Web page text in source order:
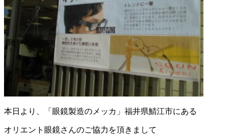
本日より、「眼鏡製造のメッカ」福井県鯖江市にある
オリエント眼鏡さんのご協力を頂きまして